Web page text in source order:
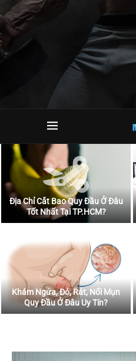
Địa Chỉ Cắt Bao Quy Đầu Ở Đâu
Tốt Nhất Tại TP.HCM?
Khám Ngứa, Đỏ, Rát, Nổi Mụn
Quy Đầu Ở Đâu Uy Tín?